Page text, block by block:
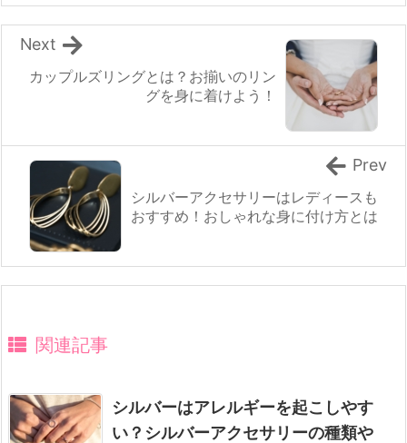
カップルズリングとは？お揃いのリン
グを身に着けよう！
Next
シルバーアクセサリーはレディースも
おすすめ！おしゃれな身に付け方とは
Prev
関連記事
シルバーはアレルギーを起こしやす
い？シルバーアクセサリーの種類や